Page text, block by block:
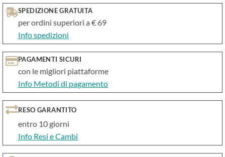
SPEDIZIONE GRATUITA
per ordini superiori a € 69
Info spedizioni
PAGAMENTI SICURI
con le migliori piattaforme
Info Metodi di pagamento
RESO GARANTITO
entro 10 giorni
Info Resi e Cambi